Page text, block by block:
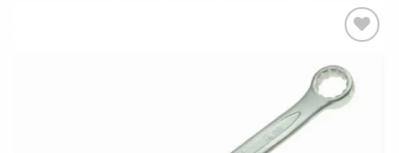
aan
wenslijst